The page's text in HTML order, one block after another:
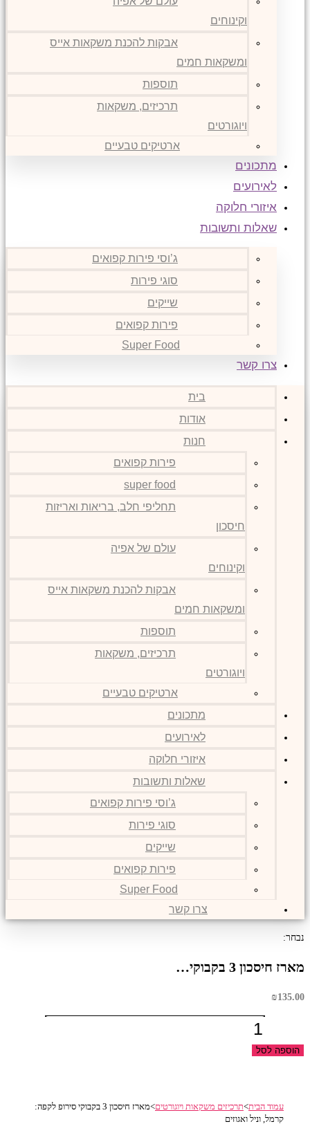
וקינוחים
אבקות להכנת משקאות אייס
ומשקאות חמים
תוספות
תרכיזים, משקאות
ויוגורטים
ארטיקים טבעיים
מתכונים
לאירועים
איזורי חלוקה
שאלות ותשובות
ג’וסי פירות קפואים
סוגי פירות
שייקים
פירות קפואים
Super Food
צרו קשר
בית
אודות
חנות
פירות קפואים
super food
תחליפי חלב, בריאות ואריזות
חיסכון
עולם של אפיה
וקינוחים
אבקות להכנת משקאות אייס
ומשקאות חמים
תוספות
תרכיזים, משקאות
ויוגורטים
ארטיקים טבעיים
מתכונים
לאירועים
איזורי חלוקה
שאלות ותשובות
ג’וסי פירות קפואים
סוגי פירות
שייקים
פירות קפואים
Super Food
צרו קשר
נבחר:
מארז חיסכון 3 בקבוקי…
₪ 135.00
כמות
מארז
בקבוקי
הוספה לסל
עמוד הבית>תרכיזים משקאות ויוגורטים>
מארז חיסכון 3 בקבוקי סירופ לקפה:
קרמל, וניל ואגוזים